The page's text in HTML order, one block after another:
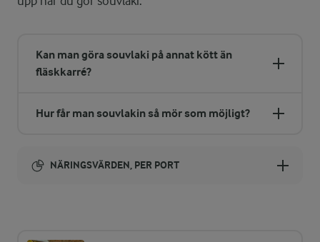
Kan man göra souvlaki på annat kött än
fläskkarré?
Hur får man souvlakin så mör som möjligt?
NÄRINGSVÄRDEN, PER PORT